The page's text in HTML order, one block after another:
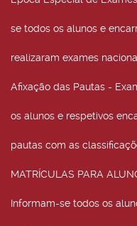
se todos os alunos e
realizaram exames
Afixação das Pautas -
os alunos e respetivos
pautas com as
MATRÍCULAS PARA
Informam-se todos os